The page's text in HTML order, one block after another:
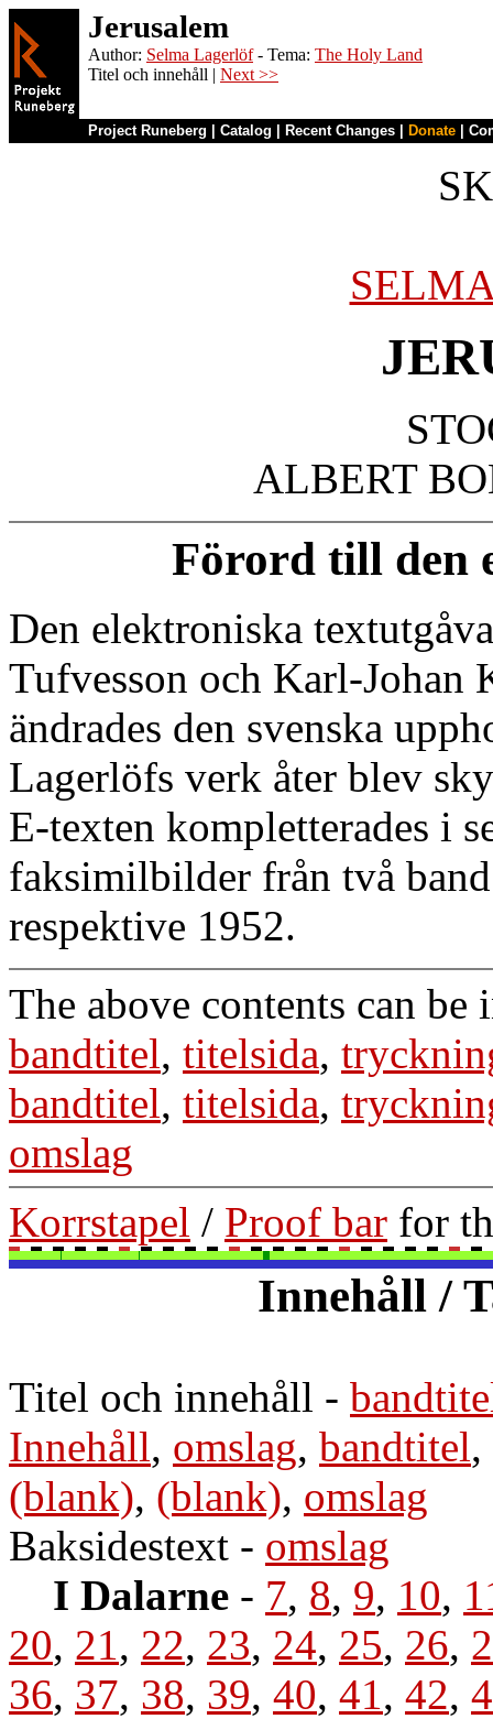
Jerusalem
Author: Selma Lagerlöf- Tema: The Holy Land
Titel och innehåll | Next >>
Project Runeberg Catalog Recent Changes Donate
ALBERT
Förord till den
Den elektroniska
Tufvesson och Karl-Johan
ändrades den svenska
Lagerlöfs verk åter blev
E-texten kompletterades i
faksimilbilder från två
respektive 1952.
The above contents can be
bandtitel, titelsida,
bandtitel, titelsida,
omslag
Korrstapel / Proof bar for
Innehåll /
Titel och innehåll -
Innehåll, omslag, bandtitel,
(blank), (blank), omslag
Baksidestext - omslag
I Dalarne - 7, 8, 9, 10,
20, 21, 22, 23, 24, 25, 26,
36, 37, 38, 39, 40, 41, 42,